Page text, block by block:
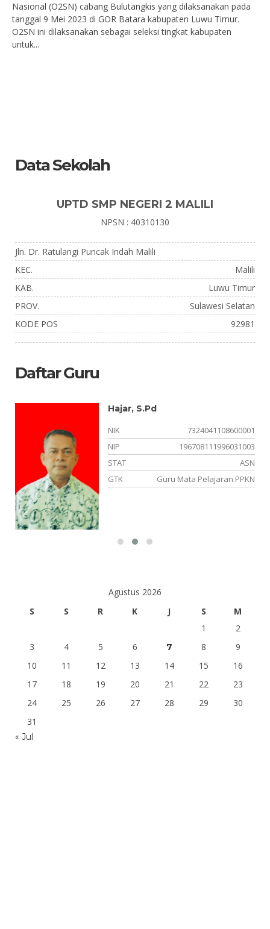
Nasional (O2SN) cabang Bulutangkis yang dilaksanakan pada
tanggal 9 Mei 2023 di GOR Batara kabupaten Luwu Timur.
O2SN ini dilaksanakan sebagai seleksi tingkat kabupaten
untuk...
Data Sekolah
UPTD SMP NEGERI 2 MALILI
NPSN : 40310130
Jln. Dr. Ratulangi Puncak Indah Malili
KEC.
Malili
KAB.
Luwu Timur
PROV.
Sulawesi Selatan
KODE POS
92981
Daftar Guru
Hajar, S.Pd
NIK
7324041108600001
NIP
196708111996031003
STAT
ASN
GTK
Guru Mata Pelajaran PPKN
Agustus 2026
S
S R K J S
M
1
2
3
4 5 6 7 8
9
10
11 12 13 14 15
16
17
18 19 20 21 22
23
24
25 26 27 28 29
30
31
« Jul